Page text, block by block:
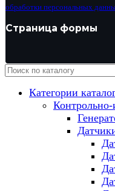
обработки персональных
Страница формы
Категории